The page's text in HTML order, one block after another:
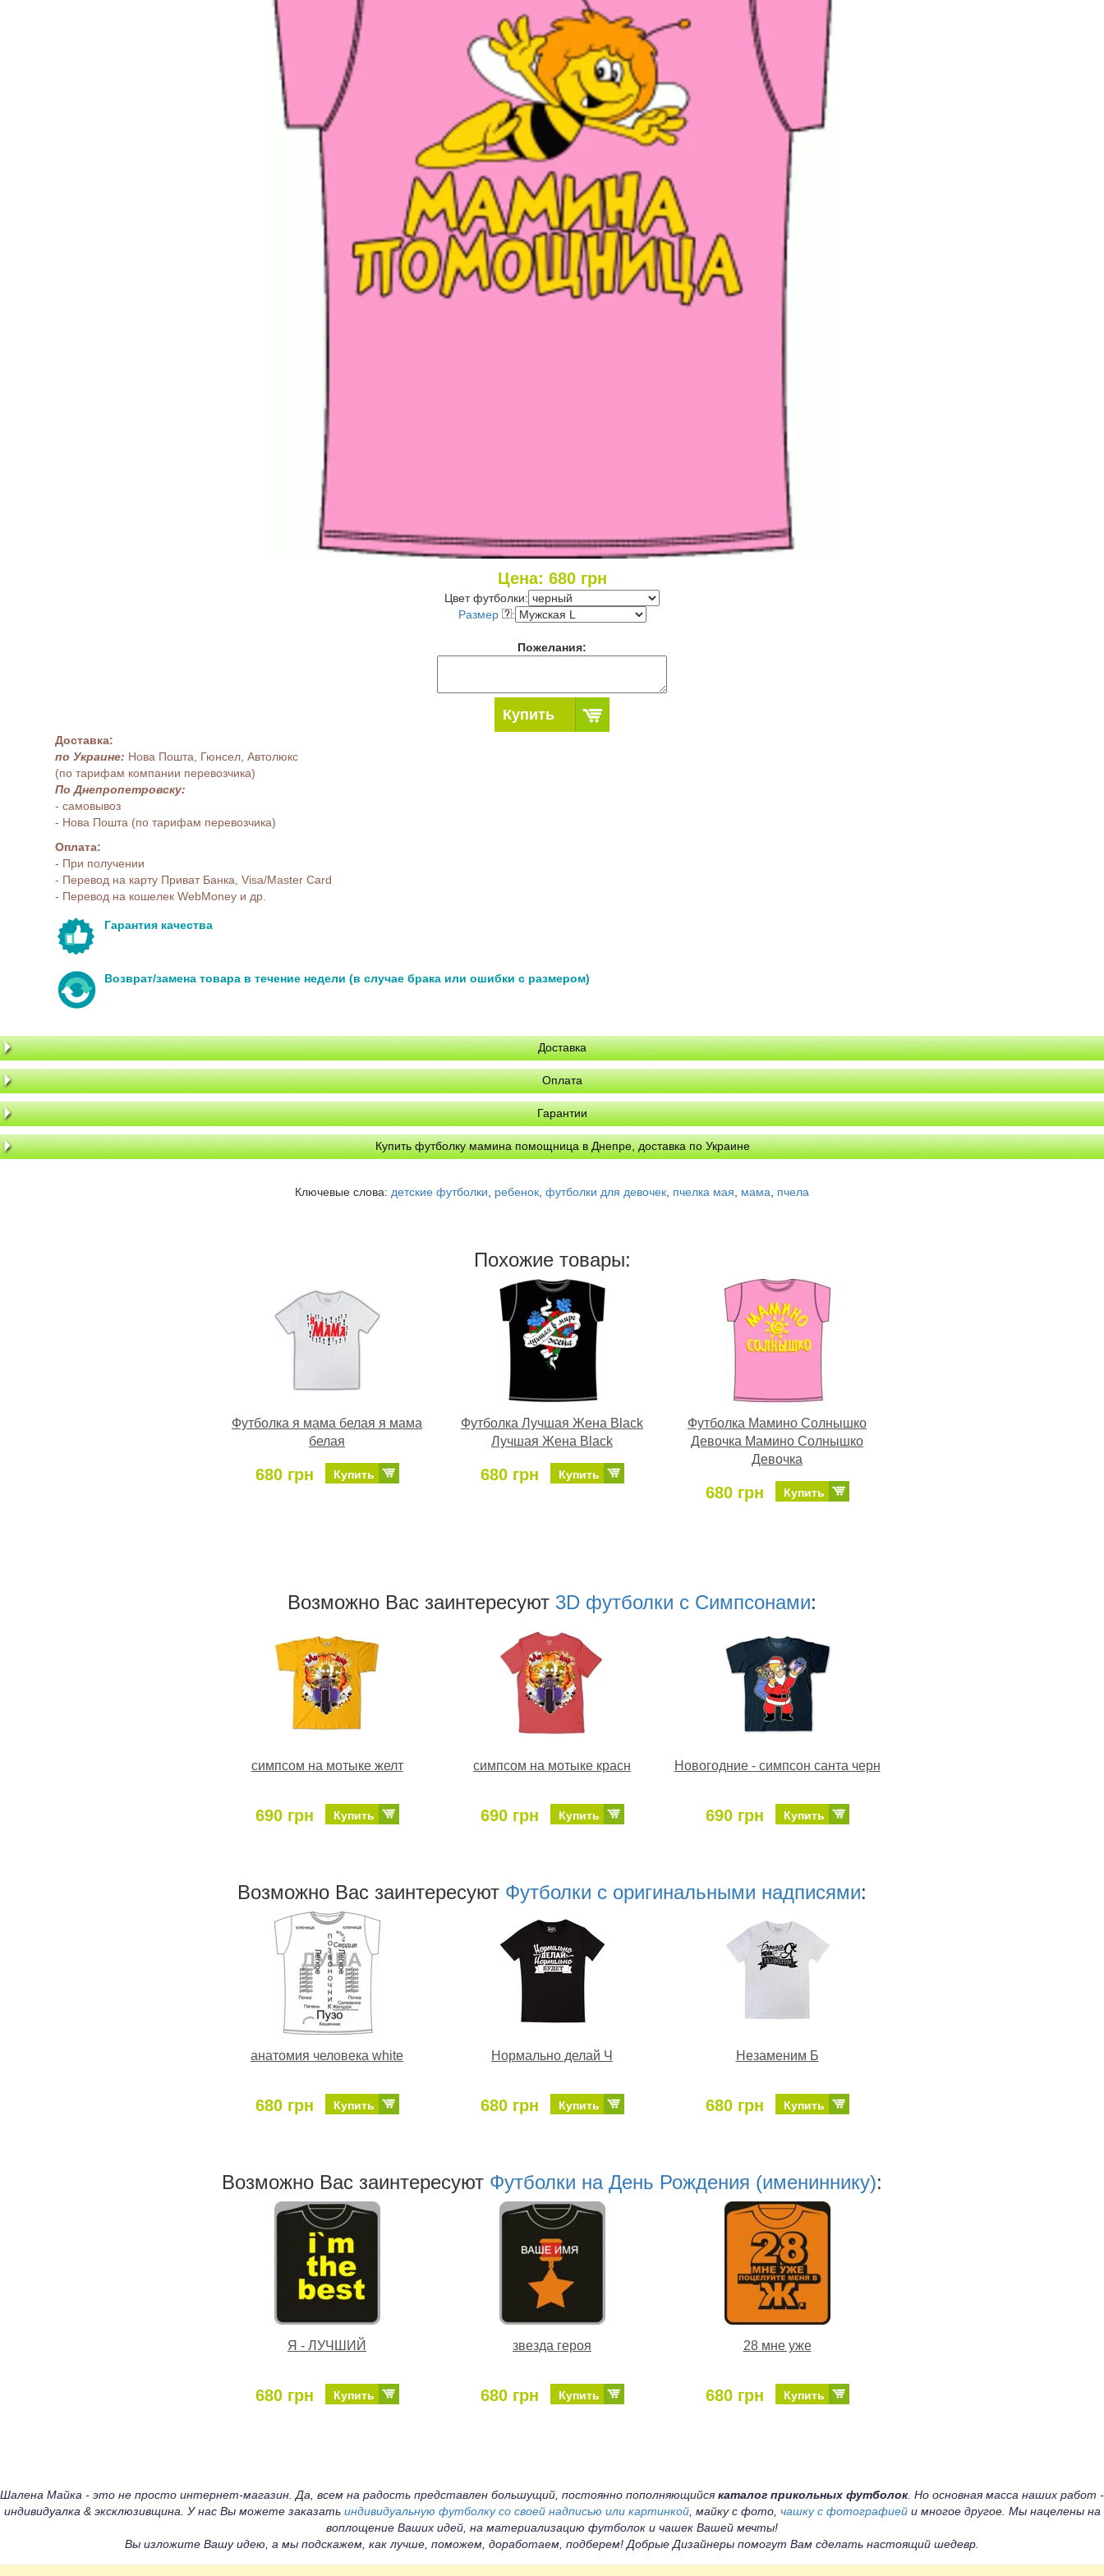
Цена: 680грн
Цвет футболки:
Размер
:
Пожелания:
Купить
Доставка:
по Украине: Нова Пошта, Гюнсел, Автолюкс
(по тарифам компании перевозчика)
По Днепропетровску:
- самовывоз
- Нова Пошта (по тарифам перевозчика)
Оплата:
- При получении
- Перевод на карту Приват Банка, Visa/Master Card
- Перевод на кошелек WebMoney и др.
Гарантия качества
Возврат/замена товара в течение недели (в случае брака или ошибки с размером)
Доставка
Оплата
Гарантии
Купить футболку мамина помощница в Днепре, доставка по Украине
Ключевые слова: детские футболки ребенок футболки для девочек пчелка мая мама пчела
Похожие товары:
Футболка я мама белая я мама
белая
680 грн Купить
Футболка Лучшая Жена Black
Лучшая Жена Black
680 грн Купить
Футболка Мамино Солнышко
Девочка Мамино Солнышко
Девочка
680 грн Купить
Возможно Ваc заинтересуют 3D футболки c Симпсонами:
симпсом на мотыке желт
690 грн Купить
симпсом на мотыке красн
690 грн Купить
Новогодние - симпсон санта черн
690 грн Купить
Возможно Ваc заинтересуют Футболки с оригинальными надписями:
анатомия человека white
680 грн Купить
Нормально делай Ч
680 грн Купить
Незаменим Б
680 грн Купить
Возможно Ваc заинтересуют Футболки на День Рождения (имениннику):
Я - ЛУЧШИЙ
680 грн Купить
звезда героя
680 грн Купить
28 мне уже
680 грн Купить
Шалена Майка - это не просто интернет-магазин. Да, всем на радость представлен большущий, постоянно пополняющийся каталог прикольных футболок. Но основная масса наших работ -
индивидуалка & эксклюзивщина. У нас Вы можете заказать индивидуальную футболку со своей надписью или картинкой, майку с фото, чашку с фотографиейи многое другое. Мы нацелены на
воплощение Ваших идей, на материализацию футболок и чашек Вашей мечты!
Вы изложите Вашу идею, а мы подскажем, как лучше, поможем, доработаем, подберем! Добрые Дизайнеры помогут Вам сделать настоящий шедевр.